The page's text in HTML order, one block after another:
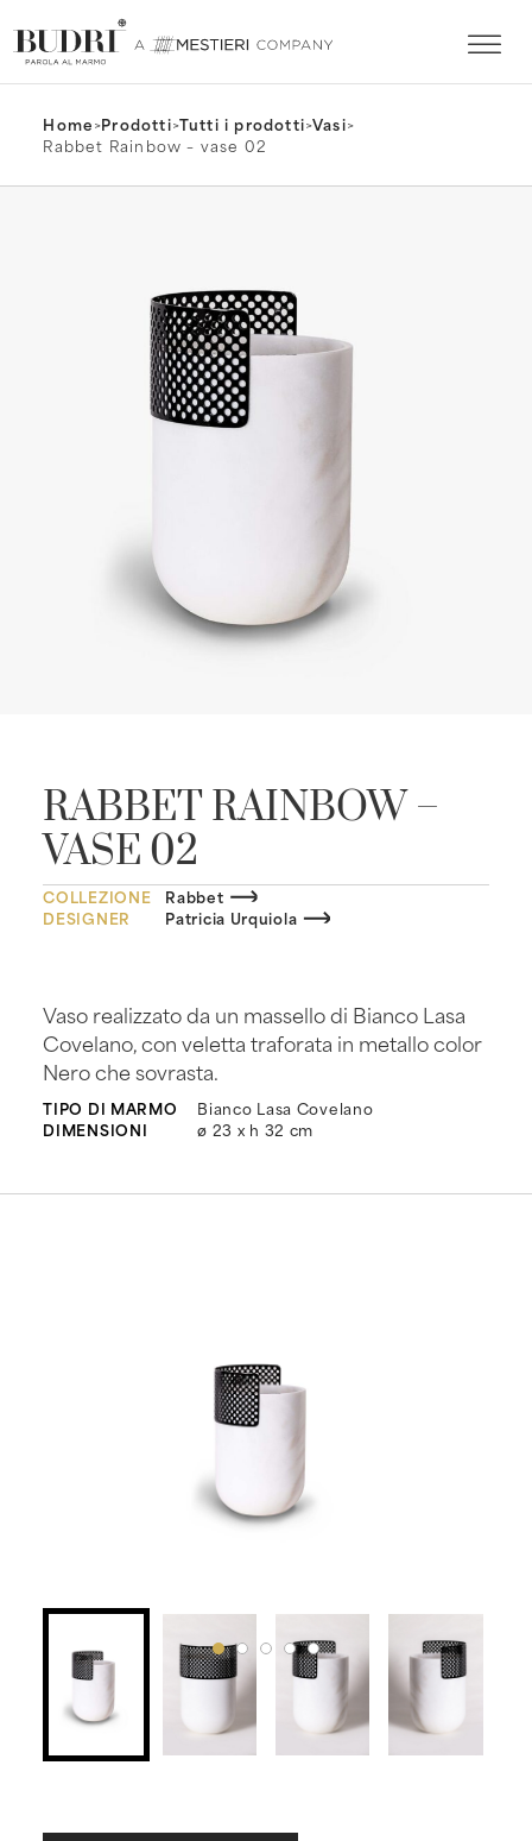
Home>Prodotti>Tutti i prodotti>Vasi>
Rabbet Rainbow – vase 02
RABBET RAINBOW –
VASE 02
COLLEZIONE
Rabbet
DESIGNER
Patricia Urquiola
Vaso realizzato da un massello di Bianco Lasa
Covelano, con veletta traforata in metallo color
Nero che sovrasta.
TIPO DI MARMO
Bianco Lasa Covelano
DIMENSIONI
ø 23 x h 32 cm